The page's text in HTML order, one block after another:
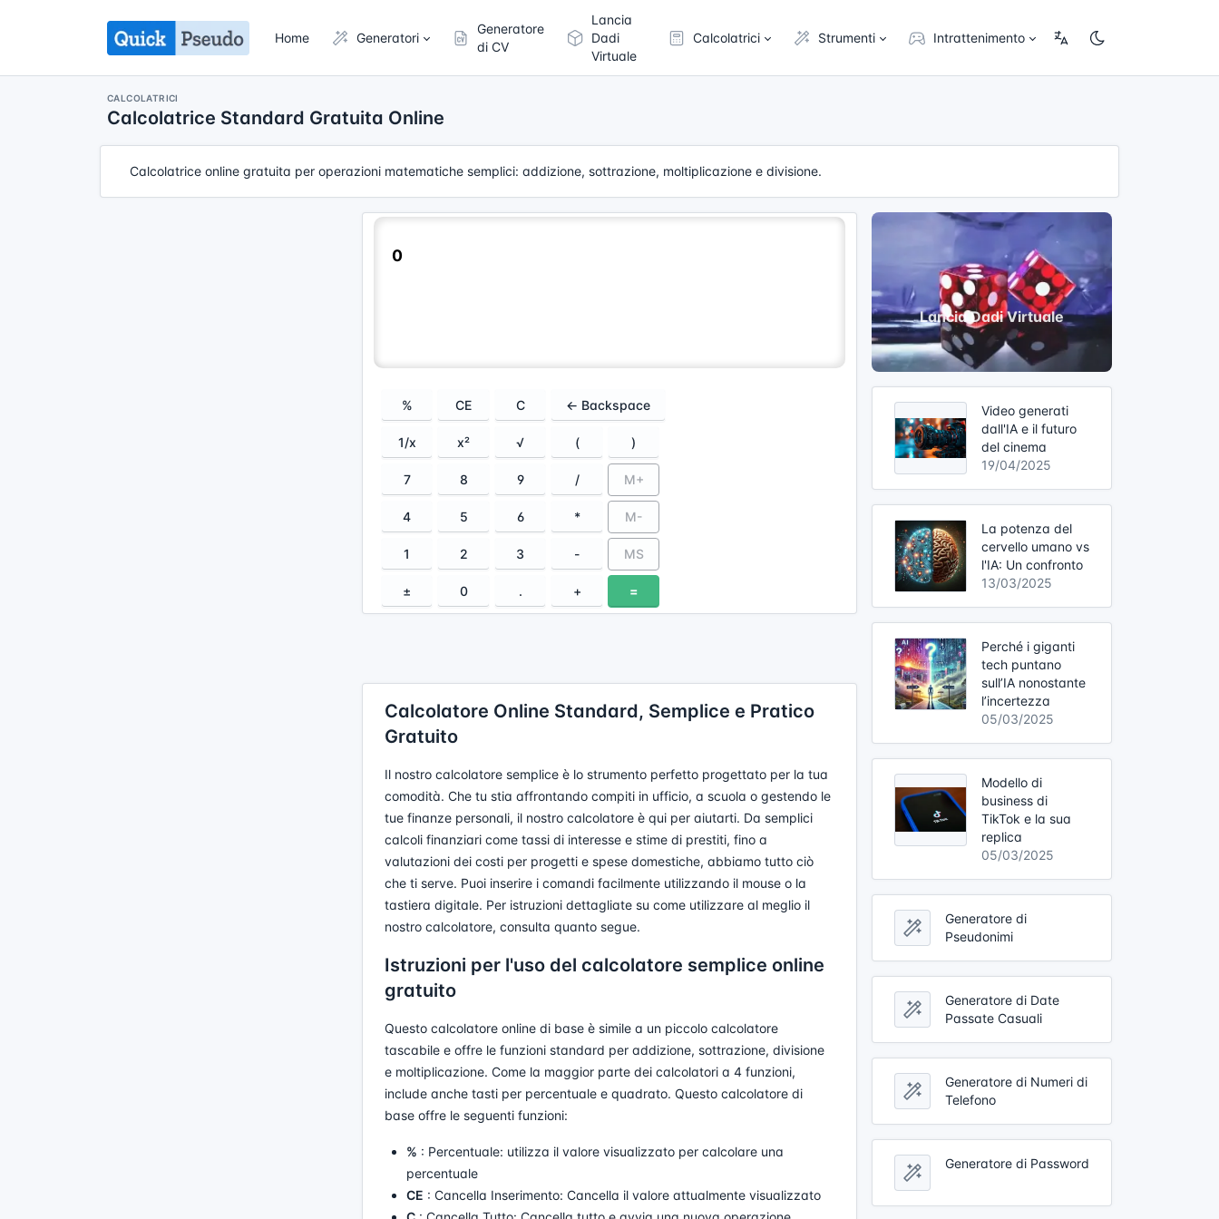
Home Generatori
Generatore
di CV
Lancia
Dadi
Virtuale
Calcolatrici Strumenti Intrattenimento
CALCOLATRICI
Calcolatrice Standard Gratuita Online
Calcolatrice online gratuita per operazioni matematiche semplici: addizione, sottrazione, moltiplicazione e divisione.
0
% CE C ← Backspace
1/x x² √ ( )
7 8 9 / M+
4 5 6 * M-
1 2 3 - MS
± 0 . + =
Calcolatore Online Standard, Semplice e Pratico
Gratuito
Il nostro calcolatore semplice è lo strumento perfetto progettato per la tua
comodità. Che tu stia affrontando compiti in ufficio, a scuola o gestendo le
tue finanze personali, il nostro calcolatore è qui per aiutarti. Da semplici
calcoli finanziari come tassi di interesse e stime di prestiti, fino a
valutazioni dei costi per progetti e spese domestiche, abbiamo tutto ciò
che ti serve. Puoi inserire i comandi facilmente utilizzando il mouse o la
tastiera digitale. Per istruzioni dettagliate su come utilizzare al meglio il
nostro calcolatore, consulta quanto segue.
Istruzioni per l'uso del calcolatore semplice online
gratuito
Questo calcolatore online di base è simile a un piccolo calcolatore
tascabile e offre le funzioni standard per addizione, sottrazione, divisione
e moltiplicazione. Come la maggior parte dei calcolatori a 4 funzioni,
include anche tasti per percentuale e quadrato. Questo calcolatore di
base offre le seguenti funzioni:
% : Percentuale: utilizza il valore visualizzato per calcolare una
percentuale
CE : Cancella Inserimento: Cancella il valore attualmente visualizzato
Lancia Dadi Virtuale
Video generati
dall'IA e il futuro
del cinema
19/04/2025
La potenza del
cervello umano vs
l'IA: Un confronto
13/03/2025
Perché i giganti
tech puntano
sull’IA nonostante
l’incertezza
05/03/2025
Modello di
business di
TikTok e la sua
replica
05/03/2025
Generatore di
Pseudonimi
Generatore di Date
Passate Casuali
Generatore di Numeri di
Telefono
Generatore di Password